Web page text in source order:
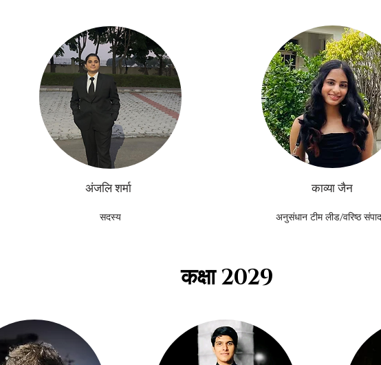
अंजलि शर्मा
सदस्य
काव्या जैन
अनुसंधान टीम लीड/वरिष्ठ
कक्षा 2029